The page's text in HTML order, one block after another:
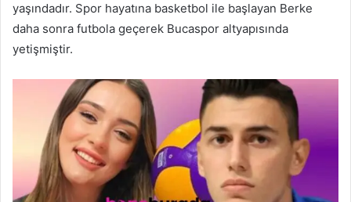
yaşındadır. Spor hayatına basketbol ile başlayan Berke
daha sonra futbola geçerek Bucaspor altyapısında
yetişmiştir.